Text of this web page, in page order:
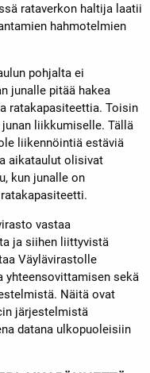
rataverkon haltija laatii
hahmotelmien
pohjalta ei
junalle pitää hakea
ratakapasiteettia. Toisin
liikkumiselle. Tällä
liikennöintiä estäviä
aikataulut olisivat
kun junalle on
vastaa
ja siihen liittyvistä
Väylävirastolle
yhteensovittamisen sekä
Näitä ovat
järjestelmistä
datana ulkopuoleisiin